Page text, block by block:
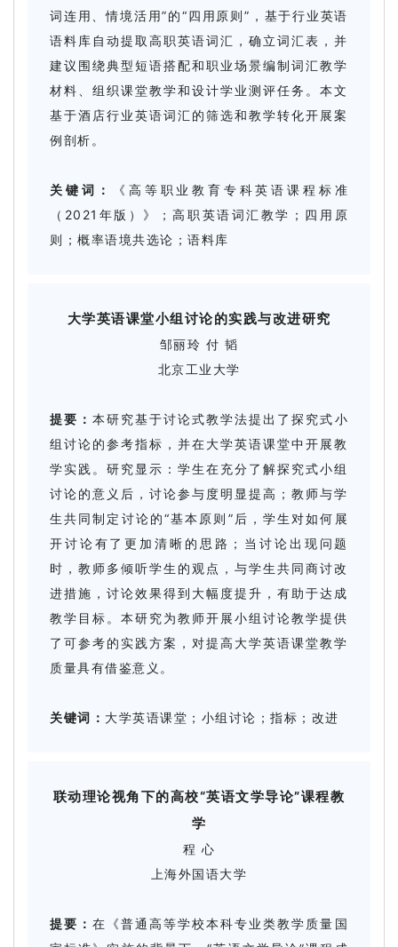
词连用、情境活用”的“四用原则”，基于行业英语
语料库自动提取高职英语词汇，确立词汇表，并
建议围绕典型短语搭配和职业场景编制词汇教学
材料、组织课堂教学和设计学业测评任务。本文
基于酒店行业英语词汇的筛选和教学转化开展案
例剖析。
关键词：
《高等职业教育专科英语课程标准
（2021年版）》；高职英语词汇教学；四用原
则；概率语境共选论；语料库
大学英语课堂小组讨论的实践与改进研究
邹丽玲 付 韬
北京工业大学
提要：本研究基于讨论式教学法提出了探究式小
组讨论的参考指标，并在大学英语课堂中开展教
学实践。研究显示：学生在充分了解探究式小组
讨论的意义后，讨论参与度明显提高；教师与学
生共同制定讨论的“基本原则”后，学生对如何展
开讨论有了更加清晰的思路；当讨论出现问题
时，教师多倾听学生的观点，与学生共同商讨改
进措施，讨论效果得到大幅度提升，有助于达成
教学目标。本研究为教师开展小组讨论教学提供
了可参考的实践方案，对提高大学英语课堂教学
质量具有借鉴意义。
关键词： 大学英语课堂；小组讨论；指标；改进
联动理论视角下的高校“英语文学导论”课程教
学
程 心
上海外国语大学
提要：在《普通高等学校本科专业类教学质量国